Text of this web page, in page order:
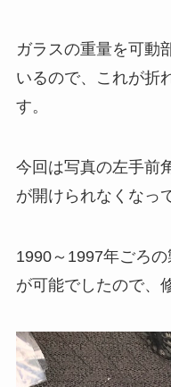
ガラスの重量を可動
いるので、これが折
す。
今回は写真の左手前
が開けられなくなっ
1990～1997年ごろ
が可能でしたので、